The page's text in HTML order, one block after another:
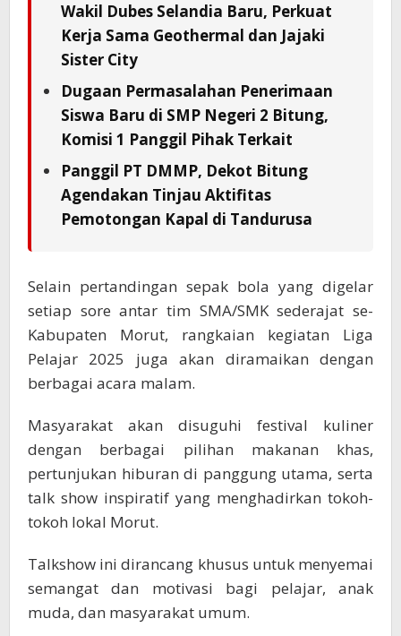
Wakil Dubes Selandia Baru, Perkuat
Kerja Sama Geothermal dan Jajaki
Sister City
Dugaan Permasalahan Penerimaan
Siswa Baru di SMP Negeri 2 Bitung,
Komisi 1 Panggil Pihak Terkait
Panggil PT DMMP, Dekot Bitung
Agendakan Tinjau Aktifitas
Pemotongan Kapal di Tandurusa
Selain pertandingan sepak bola yang digelar
setiap sore antar tim SMA/SMK sederajat se-
Kabupaten Morut, rangkaian kegiatan Liga
Pelajar 2025 juga akan diramaikan dengan
berbagai acara malam.
Masyarakat akan disuguhi festival kuliner
dengan berbagai pilihan makanan khas,
pertunjukan hiburan di panggung utama, serta
talk show inspiratif yang menghadirkan tokoh-
tokoh lokal Morut.
Talkshow ini dirancang khusus untuk menyemai
semangat dan motivasi bagi pelajar, anak
muda, dan masyarakat umum.